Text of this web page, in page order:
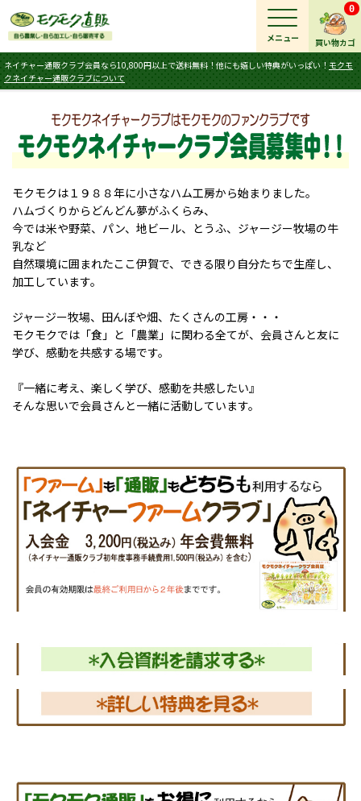
買い物カゴ
0
ネイチャー通販クラブ会員なら10,800円以上で送料無料！他にも嬉しい特典がいっぱい！ モクモ
クネイチャー通販クラブについて
メニュー
モクモクは１９８８年に小さなハム工房から始まりました。
ハムづくりからどんどん夢がふくらみ、
今では米や野菜、パン、地ビール、とうふ、ジャージー牧場の牛
乳など
自然環境に囲まれたここ伊賀で、できる限り自分たちで生産し、
加工しています。
ジャージー牧場、田んぼや畑、たくさんの工房・・・
モクモクでは「食」と「農業」に関わる全てが、会員さんと友に
学び、感動を共感する場です。
『一緒に考え、楽しく学び、感動を共感したい』
そんな思いで会員さんと一緒に活動しています。